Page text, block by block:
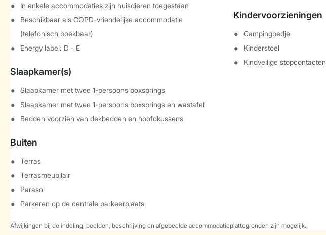
In enkele accommodaties zijn huisdieren toegestaan
Beschikbaar als COPD-vriendelijke accommodatie
(telefonisch boekbaar)
Energy label: D - E
Slaapkamer(s)
Slaapkamer met twee 1-persoons boxsprings
Slaapkamer met twee 1-persoons boxsprings en wastafel
Bedden voorzien van dekbedden en hoofdkussens
Buiten
Terras
Terrasmeubilair
Parasol
Parkeren op de centrale parkeerplaats
Kindervoorzieningen
Campingbedje
Kinderstoel
Kindveilige stopcontacten
Afwijkingen bij de indeling, beelden, beschrijving en afgebeelde accommodatieplattegronden zijn mogelijk.